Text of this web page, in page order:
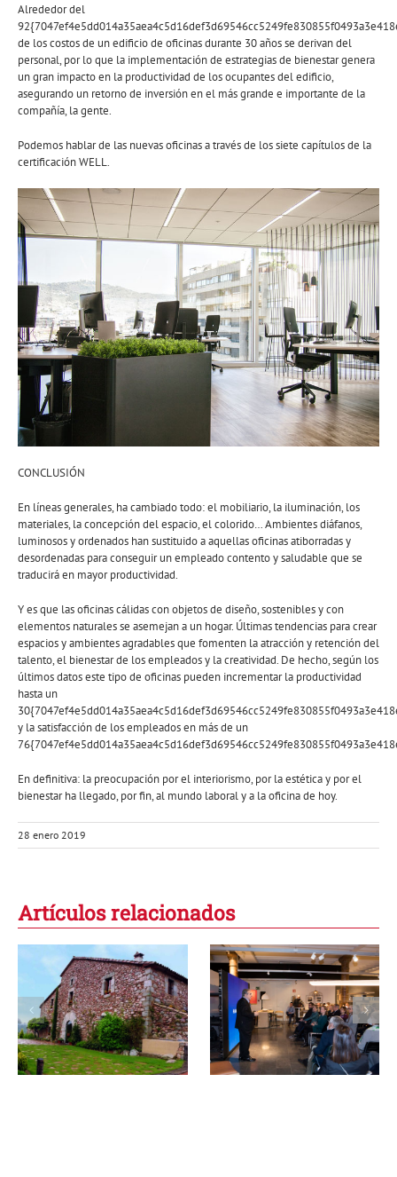
Alrededor del
de los costos de un edificio de oficinas durante 30 años se derivan del
personal, por lo que la implementación de estrategias de bienestar genera
un gran impacto en la productividad de los ocupantes del edificio,
asegurando un retorno de inversión en el más grande e importante de la
compañía, la gente.
Podemos hablar de las nuevas oficinas a través de los siete capítulos de la
certificación WELL.
CONCLUSIÓN
En líneas generales, ha cambiado todo: el mobiliario, la iluminación, los
materiales, la concepción del espacio, el colorido… Ambientes diáfanos,
luminosos y ordenados han sustituido a aquellas oficinas atiborradas y
desordenadas para conseguir un empleado contento y saludable que se
traducirá en mayor productividad.
Y es que las oficinas cálidas con objetos de diseño, sostenibles y con
elementos naturales se asemejan a un hogar. Últimas tendencias para crear
espacios y ambientes agradables que fomenten la atracción y retención del
talento, el bienestar de los empleados y la creatividad. De hecho, según los
últimos datos este tipo de oficinas pueden incrementar la productividad
hasta un
y la satisfacción de los empleados en más de un
En definitiva: la preocupación por el interiorismo, por la estética y por el
bienestar ha llegado, por fin, al mundo laboral y a la oficina de hoy.
28 enero 2019
Artículos relacionados
Presentación del
libro La
Arquitectura de
los Sentidos
Spa Hotel Mas
Gran